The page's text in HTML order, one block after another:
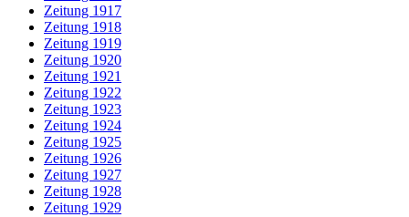
Zeitung 1917
Zeitung 1918
Zeitung 1919
Zeitung 1920
Zeitung 1921
Zeitung 1922
Zeitung 1923
Zeitung 1924
Zeitung 1925
Zeitung 1926
Zeitung 1927
Zeitung 1928
Zeitung 1929